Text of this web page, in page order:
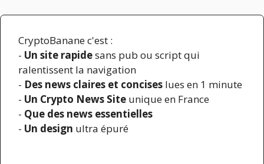
CryptoBanane c'est :
- Un site rapidesans pub ou script qui
ralentissent la navigation
- Des news claires et concises lues en 1 minute
- Un Crypto News Site unique en France
- Que des news essentielles
- Un design ultra épuré